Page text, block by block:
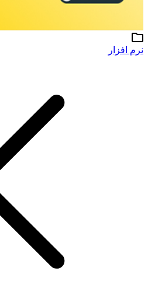
نرم افزار